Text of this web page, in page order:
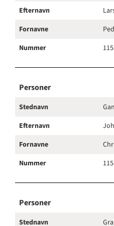
Efternavn
Fornavne
Nummer
Personer
Stednavn
Efternavn
Fornavne
Nummer
Personer
Stednavn